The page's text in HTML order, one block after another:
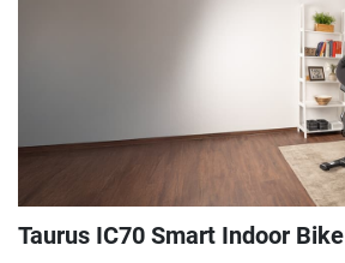
Taurus IC70 Smart Indoor Bike